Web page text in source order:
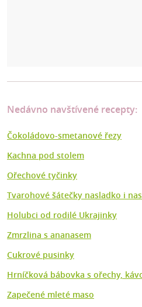
Nedávno navštívené recepty:
Čokoládovo-smetanové řezy
Kachna pod stolem
Ořechové tyčinky
Tvarohové šátečky nasladko i
Holubci od rodilé Ukrajinky
Zmrzlina s ananasem
Cukrové pusinky
Hrníčková bábovka s ořechy,
Zapečené mleté maso